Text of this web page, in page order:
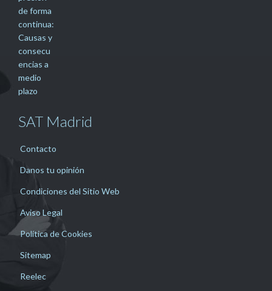
SAT Madrid
Contacto
Danos tu opinión
Condiciones del Sitio Web
Aviso Legal
Política de Cookies
Sitemap
Reelec